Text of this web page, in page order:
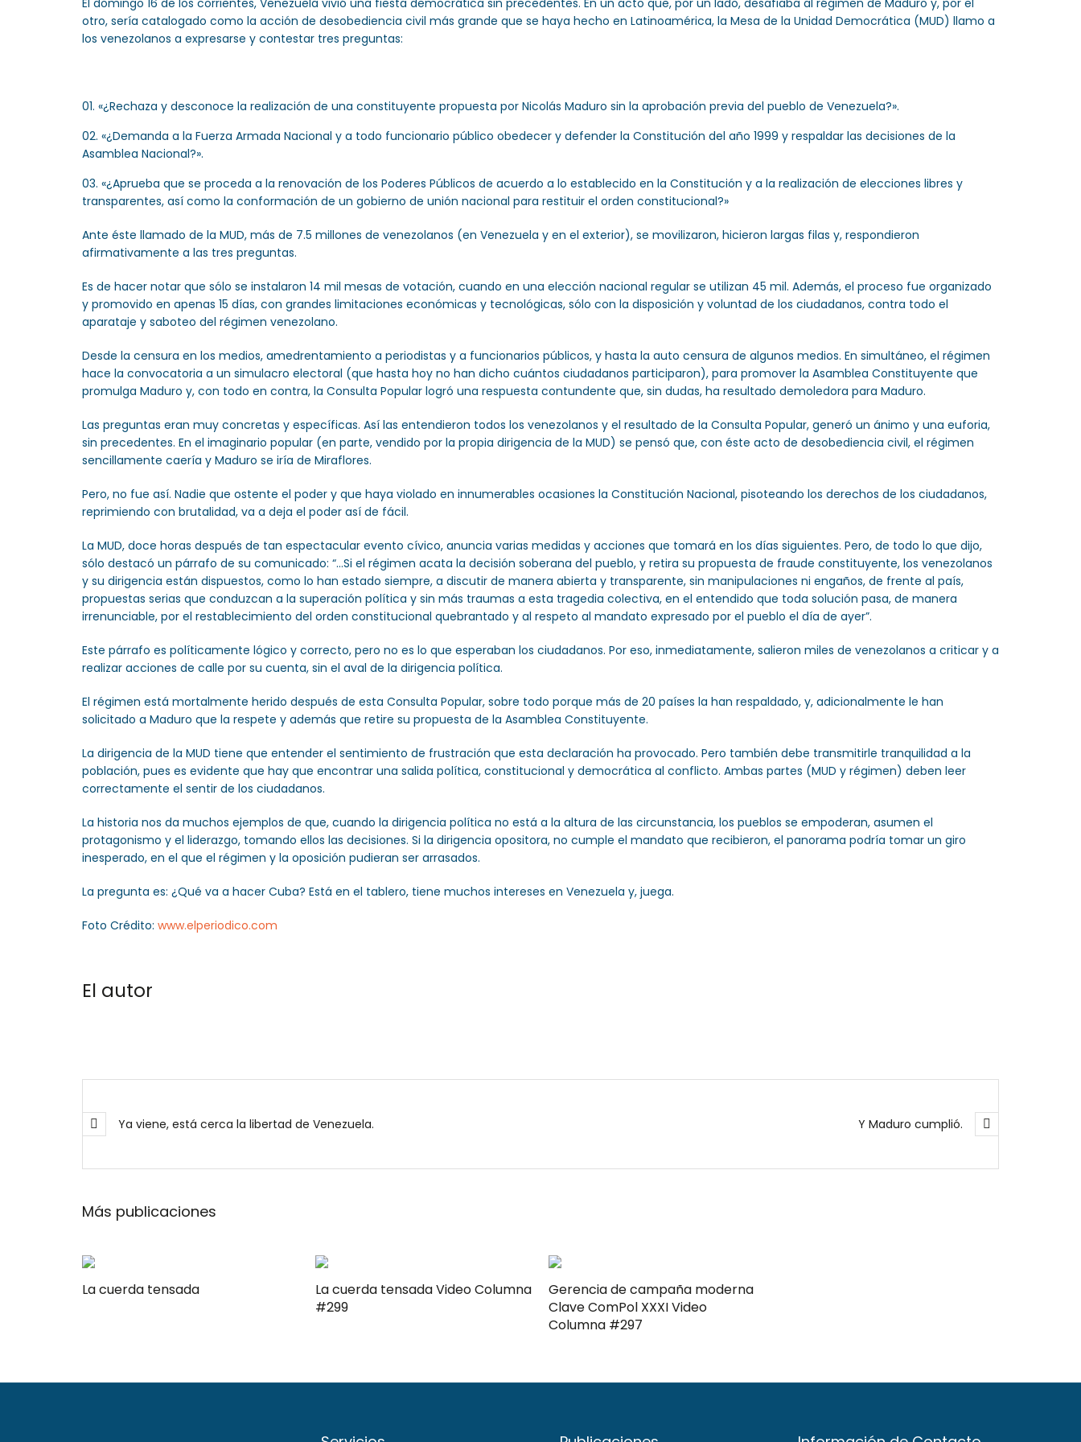
El domingo 16 de los corrientes, Venezuela vivió una fiesta democrática sin precedentes. En un acto que, por un lado, desafiaba al régimen de Maduro y, por el
otro, sería catalogado como la acción de desobediencia civil más grande que se haya hecho en Latinoamérica, la Mesa de la Unidad Democrática (MUD) llamo a
los venezolanos a expresarse y contestar tres preguntas:
«¿Rechaza y desconoce la realización de una constituyente propuesta por Nicolás Maduro sin la aprobación previa del pueblo de Venezuela?».
«¿Demanda a la Fuerza Armada Nacional y a todo funcionario público obedecer y defender la Constitución del año 1999 y respaldar las decisiones de la
Asamblea Nacional?».
«¿Aprueba que se proceda a la renovación de los Poderes Públicos de acuerdo a lo establecido en la Constitución y a la realización de elecciones libres y
transparentes, así como la conformación de un gobierno de unión nacional para restituir el orden constitucional?»
Ante éste llamado de la MUD, más de 7.5 millones de venezolanos (en Venezuela y en el exterior), se movilizaron, hicieron largas filas y, respondieron
afirmativamente a las tres preguntas.
Es de hacer notar que sólo se instalaron 14 mil mesas de votación, cuando en una elección nacional regular se utilizan 45 mil. Además, el proceso fue organizado
y promovido en apenas 15 días, con grandes limitaciones económicas y tecnológicas, sólo con la disposición y voluntad de los ciudadanos, contra todo el
aparataje y saboteo del régimen venezolano.
Desde la censura en los medios, amedrentamiento a periodistas y a funcionarios públicos, y hasta la auto censura de algunos medios. En simultáneo, el régimen
hace la convocatoria a un simulacro electoral (que hasta hoy no han dicho cuántos ciudadanos participaron), para promover la Asamblea Constituyente que
promulga Maduro y, con todo en contra, la Consulta Popular logró una respuesta contundente que, sin dudas, ha resultado demoledora para Maduro.
Las preguntas eran muy concretas y específicas. Así las entendieron todos los venezolanos y el resultado de la Consulta Popular, generó un ánimo y una euforia,
sin precedentes. En el imaginario popular (en parte, vendido por la propia dirigencia de la MUD) se pensó que, con éste acto de desobediencia civil, el régimen
sencillamente caería y Maduro se iría de Miraflores.
Pero, no fue así. Nadie que ostente el poder y que haya violado en innumerables ocasiones la Constitución Nacional, pisoteando los derechos de los ciudadanos,
reprimiendo con brutalidad, va a deja el poder así de fácil.
La MUD, doce horas después de tan espectacular evento cívico, anuncia varias medidas y acciones que tomará en los días siguientes. Pero, de todo lo que dijo,
sólo destacó un párrafo de su comunicado: “…Si el régimen acata la decisión soberana del pueblo, y retira su propuesta de fraude constituyente, los venezolanos
y su dirigencia están dispuestos, como lo han estado siempre, a discutir de manera abierta y transparente, sin manipulaciones ni engaños, de frente al país,
propuestas serias que conduzcan a la superación política y sin más traumas a esta tragedia colectiva, en el entendido que toda solución pasa, de manera
irrenunciable, por el restablecimiento del orden constitucional quebrantado y al respeto al mandato expresado por el pueblo el día de ayer”.
Este párrafo es políticamente lógico y correcto, pero no es lo que esperaban los ciudadanos. Por eso, inmediatamente, salieron miles de venezolanos a criticar y a
realizar acciones de calle por su cuenta, sin el aval de la dirigencia política.
El régimen está mortalmente herido después de esta Consulta Popular, sobre todo porque más de 20 países la han respaldado, y, adicionalmente le han
solicitado a Maduro que la respete y además que retire su propuesta de la Asamblea Constituyente.
La dirigencia de la MUD tiene que entender el sentimiento de frustración que esta declaración ha provocado. Pero también debe transmitirle tranquilidad a la
población, pues es evidente que hay que encontrar una salida política, constitucional y democrática al conflicto. Ambas partes (MUD y régimen) deben leer
correctamente el sentir de los ciudadanos.
La historia nos da muchos ejemplos de que, cuando la dirigencia política no está a la altura de las circunstancia, los pueblos se empoderan, asumen el
protagonismo y el liderazgo, tomando ellos las decisiones. Si la dirigencia opositora, no cumple el mandato que recibieron, el panorama podría tomar un giro
inesperado, en el que el régimen y la oposición pudieran ser arrasados.
La pregunta es: ¿Qué va a hacer Cuba? Está en el tablero, tiene muchos intereses en Venezuela y, juega.
Foto Crédito: www.elperiodico.com
El autor
Y Maduro cumplió.
Ya viene, está cerca la libertad de Venezuela.
Más publicaciones
La cuerda tensada
La cuerda tensada Video Columna
#299
Gerencia de campaña moderna
Clave ComPol XXXI Video
Columna #297